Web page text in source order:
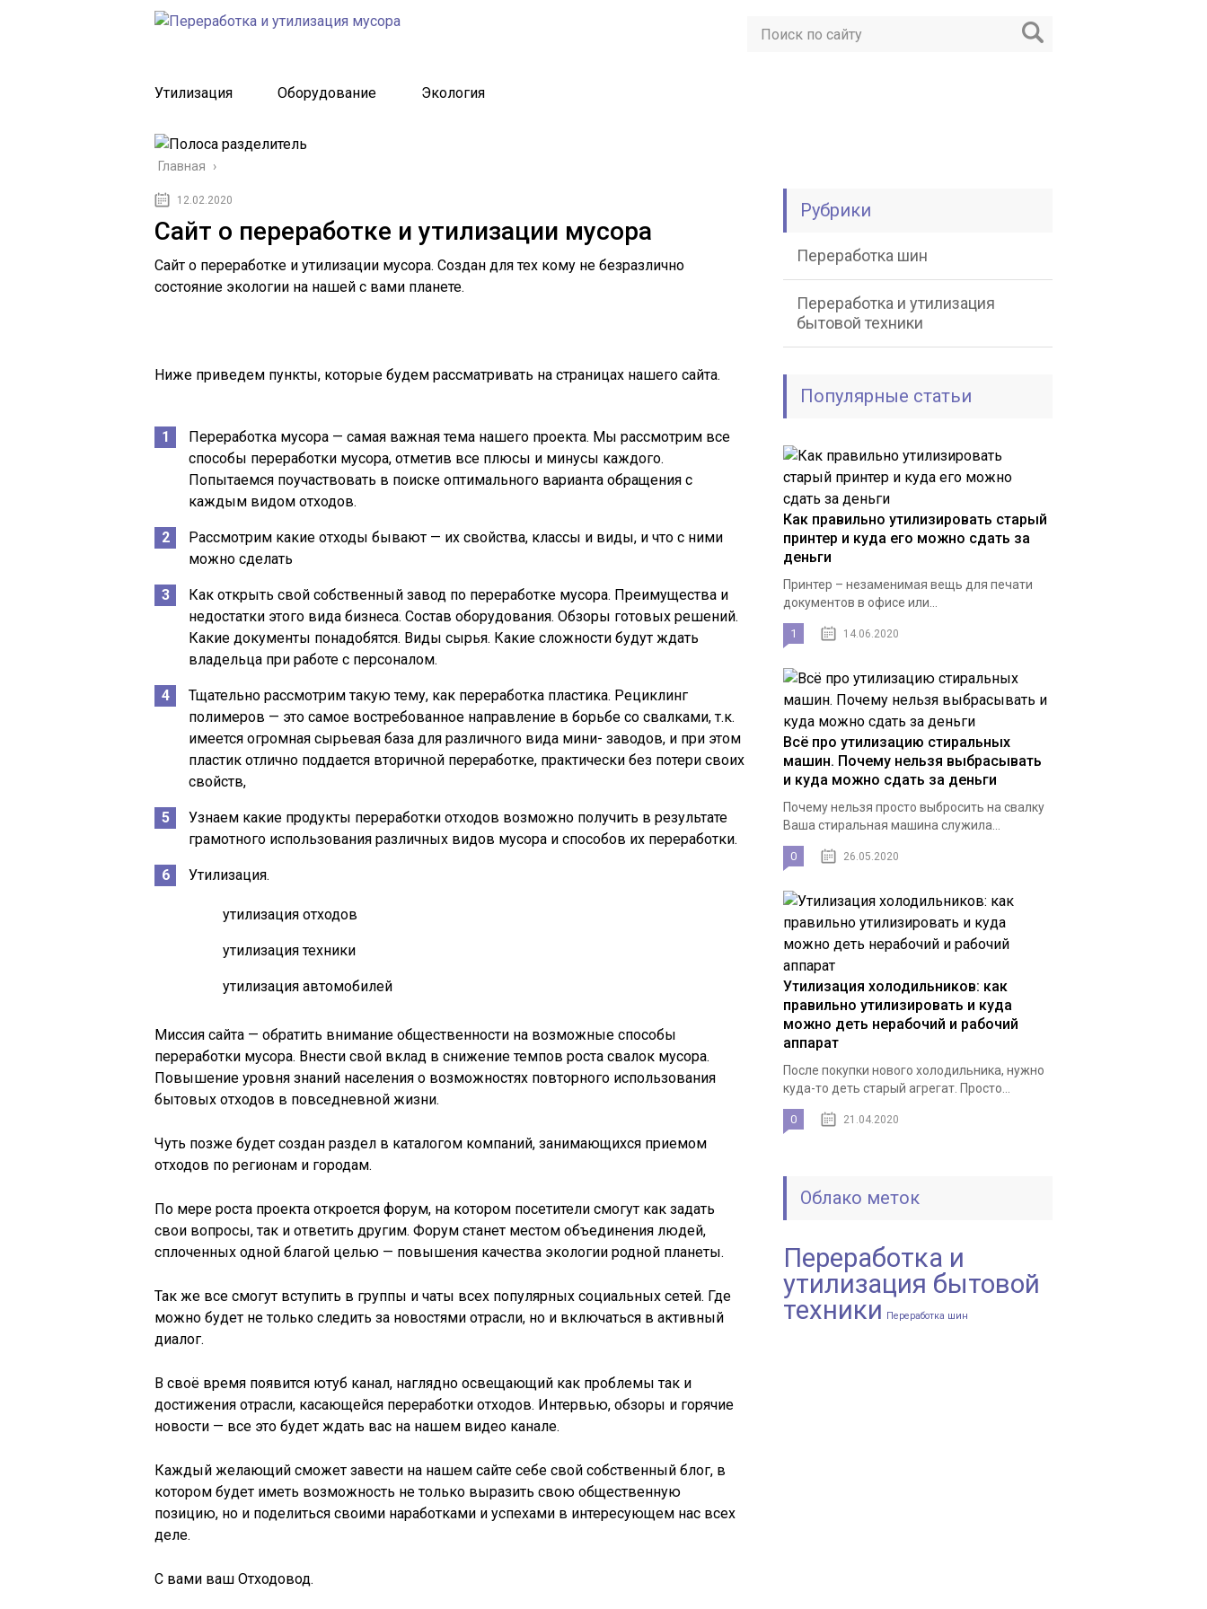
Утилизация Оборудование Экология
Главная ›
12.02.2020
Сайт о переработке и утилизации мусора
Сайт о переработке и утилизации мусора. Создан для тех кому не безразлично
состояние экологии на нашей с вами планете.
Ниже приведем пункты, которые будем рассматривать на страницах нашего сайта.
Переработка мусора — самая важная тема нашего проекта. Мы рассмотрим все
способы переработки мусора, отметив все плюсы и минусы каждого.
Попытаемся поучаствовать в поиске оптимального варианта обращения с
каждым видом отходов.
Рассмотрим какие отходы бывают — их свойства, классы и виды, и что с ними
можно сделать
Как открыть свой собственный завод по переработке мусора. Преимущества и
недостатки этого вида бизнеса. Состав оборудования. Обзоры готовых решений.
Какие документы понадобятся. Виды сырья. Какие сложности будут ждать
владельца при работе с персоналом.
Тщательно рассмотрим такую тему, как переработка пластика. Рециклинг
полимеров — это самое востребованное направление в борьбе со свалками, т.к.
имеется огромная сырьевая база для различного вида мини- заводов, и при этом
пластик отлично поддается вторичной переработке, практически без потери своих
свойств,
Узнаем какие продукты переработки отходов возможно получить в результате
грамотного использования различных видов мусора и способов их переработки.
Утилизация.
утилизация отходов
утилизация техники
утилизация автомобилей
Миссия сайта — обратить внимание общественности на возможные способы
переработки мусора. Внести свой вклад в снижение темпов роста свалок мусора.
Повышение уровня знаний населения о возможностях повторного использования
бытовых отходов в повседневной жизни.
Чуть позже будет создан раздел в каталогом компаний, занимающихся приемом
отходов по регионам и городам.
По мере роста проекта откроется форум, на котором посетители смогут как задать
свои вопросы, так и ответить другим. Форум станет местом объединения людей,
сплоченных одной благой целью — повышения качества экологии родной планеты.
Так же все смогут вступить в группы и чаты всех популярных социальных сетей. Где
можно будет не только следить за новостями отрасли, но и включаться в активный
диалог.
В своё время появится ютуб канал, наглядно освещающий как проблемы так и
достижения отрасли, касающейся переработки отходов. Интервью, обзоры и горячие
новости — все это будет ждать вас на нашем видео канале.
Каждый желающий сможет завести на нашем сайте себе свой собственный блог, в
котором будет иметь возможность не только выразить свою общественную
позицию, но и поделиться своими наработками и успехами в интересующем нас всех
деле.
С вами ваш Отходовод.
Рубрики
Переработка шин
Переработка и утилизация
бытовой техники
Популярные статьи
Как правильно утилизировать старый
принтер и куда его можно сдать за
деньги
Принтер – незаменимая вещь для печати
документов в офисе или...
1 14.06.2020
Всё про утилизацию стиральных
машин. Почему нельзя выбрасывать
и куда можно сдать за деньги
Почему нельзя просто выбросить на свалку
Ваша стиральная машина служила...
0 26.05.2020
Утилизация холодильников: как
правильно утилизировать и куда
можно деть нерабочий и рабочий
аппарат
После покупки нового холодильника, нужно
куда-то деть старый агрегат. Просто...
0 21.04.2020
Облако меток
Переработка и
утилизация бытовой
техники Переработка шин